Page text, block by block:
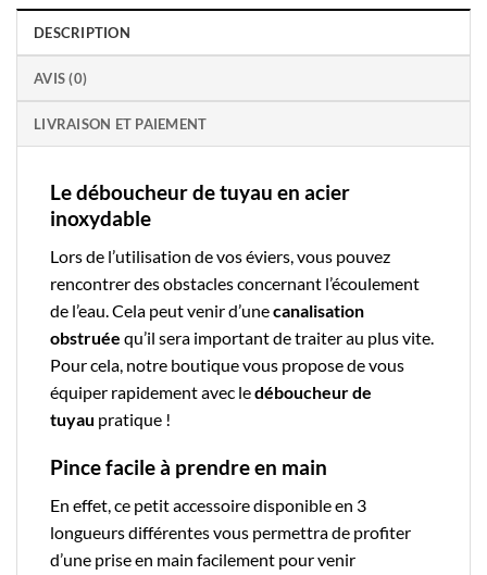
DESCRIPTION
AVIS (0)
LIVRAISON ET PAIEMENT
Le déboucheur de tuyau en acier
inoxydable
Lors de l’utilisation de voséviers , vous pouvez
rencontrer des obstacles concernant l’écoulement
de l’eau . Cela peut venir d’unecanalisation
obstruée qu’il sera important de traiter au plus vite.
Pour cela, notre boutiquevous propose de vous
équiper rapidement avec ledéboucheur de
tuyau pratique !
Pince facile à prendre en main
En effet, ce petit accessoiredisponible en 3
longueurs différentesvous permettra de profiter
d’une prise en main facilement pour venir